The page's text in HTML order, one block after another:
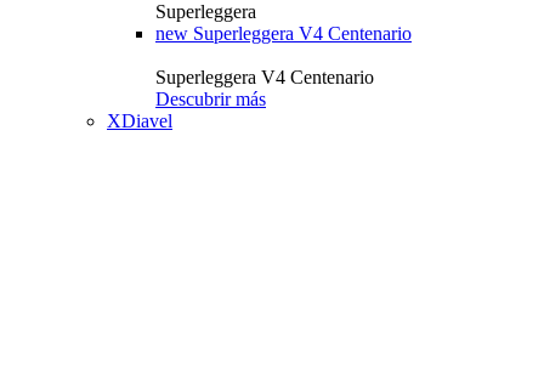
Superleggera
new Superleggera V4 Centenario
Superleggera V4 Centenario
Descubrir más
XDiavel